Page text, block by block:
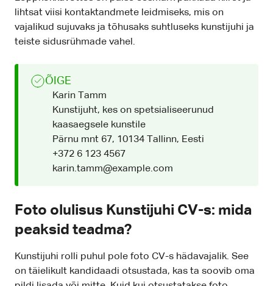
lihtsat viisi kontaktandmete leidmiseks, mis on
vajalikud sujuvaks ja tõhusaks suhtluseks kunstijuhi ja
teiste sidusrühmade vahel.
ÕIGE
Karin Tamm
Kunstijuht, kes on spetsialiseerunud
kaasaegsele kunstile
Pärnu mnt 67, 10134 Tallinn, Eesti
+372 6 123 4567
karin.tamm@example.com
Foto olulisus Kunstijuhi CV-s: mida
peaksid teadma?
Kunstijuhi rolli puhul pole foto CV-s hädavajalik. See
on täielikult kandidaadi otsustada, kas ta soovib oma